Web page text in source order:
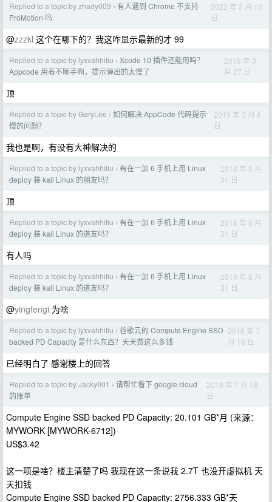
Replied to a topic by zhady009 › 有人遇到 Chrome 不支持
ProMotion 吗
2022 年 3 月 10
日
@zzzkl 这个在哪下的？我这咋显示最新的才 99
Replied to a topic by lyxvahhitiu › Xcode 10 插件还能用吗？
Appcode 用着不顺手啊，提示弹出的太慢了
2019 年 3
月 27 日
顶
Replied to a topic by GaryLee › 如何解决 AppCode 代码提示
慢的问题？
2019 年 3 月 8
日
我也是啊，有没有大神解决的
Replied to a topic by lyxvahhitiu › 有在一加 6 手机上用 Linux
deploy 装 kali Linux 的朋友吗？
2018 年 8 月
31 日
顶
Replied to a topic by lyxvahhitiu › 有在一加 6 手机上用 Linux
deploy 装 kali Linux 的道友吗？
2018 年 8 月
31 日
有人吗
Replied to a topic by lyxvahhitiu › 有在一加 6 手机上用 Linux
deploy 装 kali Linux 的道友吗？
2018 年 8 月
31 日
@yingfengi 为啥
Replied to a topic by lyxvahhitiu › 谷歌云的 Compute Engine SSD
backed PD Capacity 是什么东西？天天费这么多钱
2018 年 7
月 18 日
已经明白了 感谢楼上的回答
Replied to a topic by Jacky001 › 请帮忙看下 google cloud
的账单
2018 年 7 月 18
日
Compute Engine SSD backed PD Capacity: 20.101 GB*月 (来源：
MYWORK [MYWORK-6712])
US$3.42
这一项是啥？楼主清楚了吗 我现在这一条说我 2.7T 也没开虚拟机 天
天扣钱
Compute Engine SSD backed PD Capacity: 2756.333 GB*天